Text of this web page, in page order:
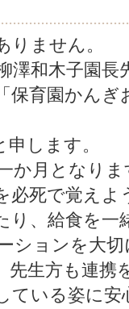
りません。
澤和木子園長
保育園かん
します。
か月となり
必死で覚え
り、給食を
ションを大
先生方も連
ている姿に